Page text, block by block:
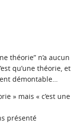
théorie” n’a aucun
qu’une théorie, et
démontable…
» mais « c’est une
présenté